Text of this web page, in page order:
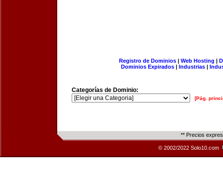
Registro de Dominios| Web Hosting |
Dominios Expirados | Industrias |
Categorías de Dominio:
[Pág.
** Precios
© 2002/2022 Solo10.com